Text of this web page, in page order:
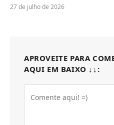
27 de julho de 2026
APROVEITE PARA
AQUI EM BAIXO ↓↓: